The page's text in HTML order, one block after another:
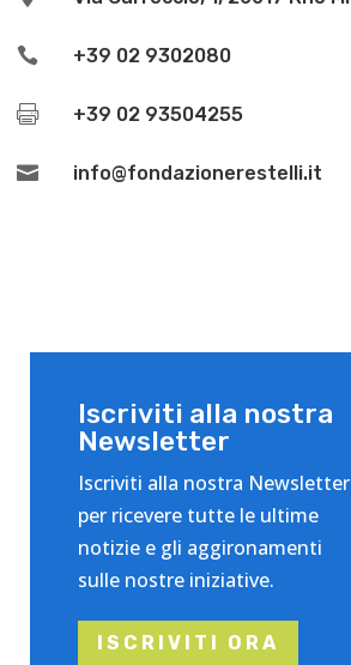
 +39 02 9302080
 +39 02 93504255
 info@fondazionerestelli.it
Iscriviti alla nostra
Newsletter
Iscriviti alla nostra Newsletter
per ricevere tutte le ultime
notizie e gli aggironamenti
sulle nostre iniziative.
ISCRIVITI ORA